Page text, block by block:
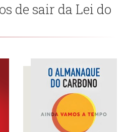
de sair da Lei do